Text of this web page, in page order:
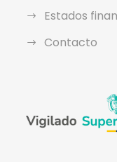
Estados
Contacto